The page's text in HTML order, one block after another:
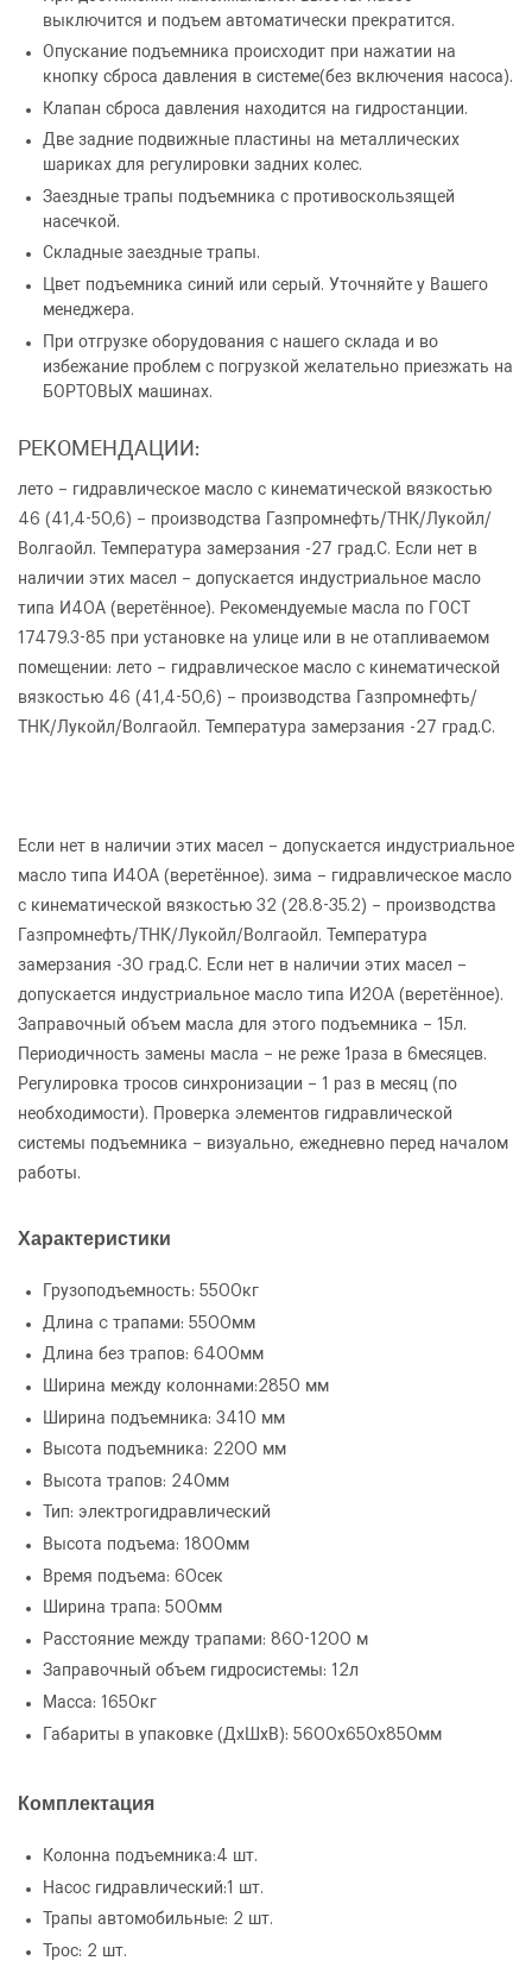
выключится и подъем автоматически прекратится.
Опускание подъемника происходит при нажатии на
кнопку сброса давления в системе(без включения насоса).
Клапан сброса давления находится на гидростанции.
Две задние подвижные пластины на металлических
шариках для регулировки задних колес.
Заездные трапы подъемника с противоскользящей
насечкой.
Складные заездные трапы.
Цвет подъемника синий или серый. Уточняйте у Вашего
менеджера.
При отгрузке оборудования с нашего склада и во
избежание проблем с погрузкой желательно приезжать на
БОРТОВЫХ машинах.
РЕКОМЕНДАЦИИ:
лето – гидравлическое масло с кинематической вязкостью
46 (41,4-50,6) – производства Газпромнефть/ТНК/Лукойл/
Волгаойл. Температура замерзания -27 град.С. Если нет в
наличии этих масел – допускается индустриальное масло
типа И40А (веретённое). Рекомендуемые масла по ГОСТ
17479.3-85 при установке на улице или в не отапливаемом
помещении: лето – гидравлическое масло с кинематической
вязкостью 46 (41,4-50,6) – производства Газпромнефть/
ТНК/Лукойл/Волгаойл. Температура замерзания -27 град.С.
Если нет в наличии этих масел – допускается индустриальное
масло типа И40А (веретённое). зима – гидравлическое масло
с кинематической вязкостью 32 (28.8-35.2) – производства
Газпромнефть/ТНК/Лукойл/Волгаойл. Температура
замерзания -30 град.С. Если нет в наличии этих масел –
допускается индустриальное масло типа И20А (веретённое).
Заправочный объем масла для этого подъемника – 15л.
Периодичность замены масла – не реже 1раза в 6месяцев.
Регулировка тросов синхронизации – 1 раз в месяц (по
необходимости). Проверка элементов гидравлической
системы подъемника – визуально, ежедневно перед началом
работы.
Характеристики
Грузоподъемность: 5500кг
Длина c трапами: 5500мм
Длина без трапов: 6400мм
Ширина между колоннами:2850 мм
Ширина подъемникa: 3410 мм
Высота подъемника: 2200 мм
Высота трапов: 240мм
Тип: электрогидравлический
Высота подъема: 1800мм
Время подъема: 60сек
Ширина трапа: 500мм
Расстояние между трапами: 860-1200 м
Заправочный объем гидросистемы: 12л
Масса: 1650кг
Габариты в упаковке (ДхШхВ): 5600х650х850мм
Комплектация
Колонна подъемника:4 шт.
Насос гидравлический:1 шт.
Трапы автомобильные: 2 шт.
Трос: 2 шт.
Подъемник четырехстоечный
электрогидравлический TS5.5D-4L
-Уменьшить
еденицу
Количество
+Увеличить
еденицу
Я согласен с условиямиобработки
персональных данных
ЗАКАЗАТЬ ЗВОНОК
Я согласен с условиямиобработки
персональных данных
Отправить